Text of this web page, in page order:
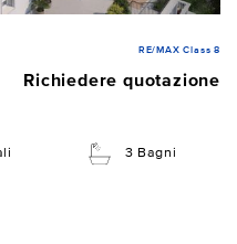
RE/MAX Class 8
Richiedere quotazione
3 Bagni